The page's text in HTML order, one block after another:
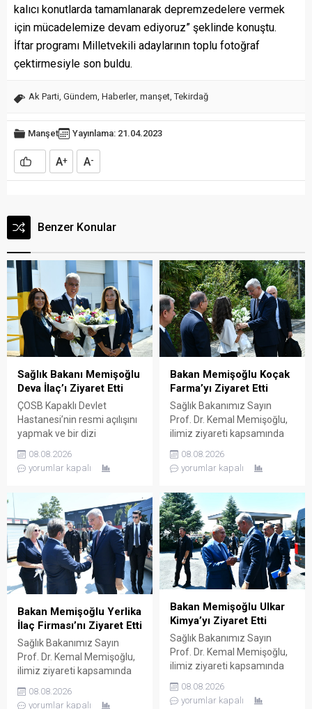
kalıcı konutlarda tamamlanarak depremzedelere vermek
için mücadelemize devam ediyoruz” şeklinde konuştu.
İftar programı Milletvekili adaylarının toplu fotoğraf
çektirmesiyle son buldu.
Ak Parti Gündem Haberler, manşet ,Tekirdağ
Manşet Yayınlama: 21.04.2023
A+ A-
Benzer Konular
Sağlık Bakanı Memişoğlu
Deva İlaç’ı Ziyaret Etti
ÇOSB Kapaklı Devlet
Hastanesi’nin resmi açılışını
yapmak ve bir dizi
üzere ilimize gelen Sağlık
Bakanımız Sayın Prof. Dr.
ziyareti kapsamında sağlık
sektörü için üretim yapan
firmaları ziyaret etti. Bu
doğrultuda ilaç ve ilaç
hammaddesi üreterek çok
sayıda ülkeye ihraç eden
DEVA Holding’in Çerkezköy
08.08.2026
yorumlar kapalı
Bakan Memişoğlu Koçak
Farma’yı Ziyaret Etti
Sağlık Bakanımız Sayın
Prof. Dr. Kemal Memişoğlu,
ilimiz ziyareti kapsamında
üreterek çok sayıda ülkeye
ihraç eden Koçak Farma
içerisinde faaliyette bulunan
fabrikasını ziyaret etti.
Koçak Farma Yönetim
Kurulu Başkanı Ender Koçak
ve Koçak Farma yetkilileri
tarafından karşılanan Bakan
Memişoğlu ardından
fabrikaya geçerek şirketin...
08.08.2026
yorumlar kapalı
Bakan Memişoğlu Yerlika
İlaç Firması’nı Ziyaret Etti
Sağlık Bakanımız Sayın
Prof. Dr. Kemal Memişoğlu,
ilimiz ziyareti kapsamında
ilaç üretimi yapan Yerlika
İlaç Sanayi ve Ticaret
08.08.2026
yorumlar kapalı
Bakan Memişoğlu Ulkar
Kimya’yı Ziyaret Etti
Sağlık Bakanımız Sayın
Prof. Dr. Kemal Memişoğlu,
ilimiz ziyareti kapsamında
ilaç üretimi yapan Ulkar
Kimya firmasını ziyaret etti.
08.08.2026
yorumlar kapalı